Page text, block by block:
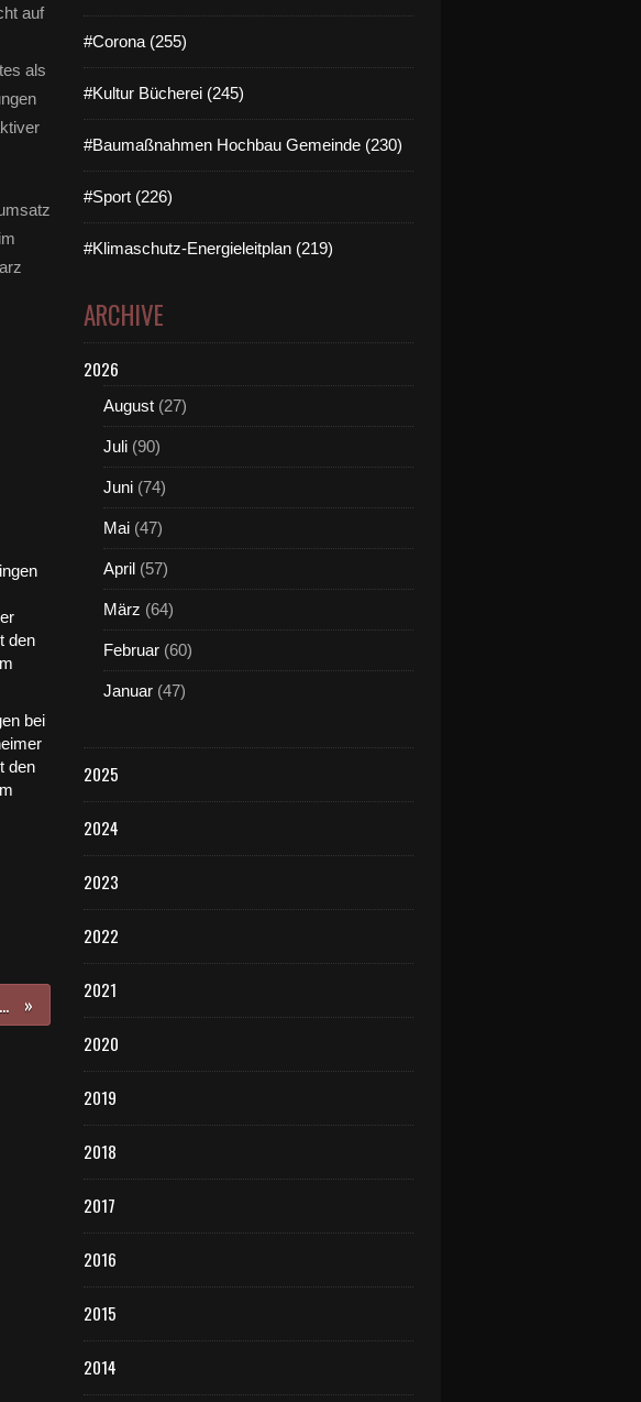
auf
als
bei
den
Bericht über Rundgang am 1. Tag der Offenen Ateliers in Veitshöchheim - Auch noch am Sonntag, 6.5. offenbaren 13 Künstler/innen ihr Können
#Corona (255)
#Kultur Bücherei (245)
#Baumaßnahmen Hochbau Gemeinde (230)
#Sport (226)
#Klimaschutz-Energieleitplan (219)
ARCHIVE
2026
August (27)
Juli (90)
Juni (74)
Mai (47)
April (57)
März (64)
Februar (60)
Januar (47)
2025
2024
2023
2022
2021
2020
2019
2018
2017
2016
2015
2014